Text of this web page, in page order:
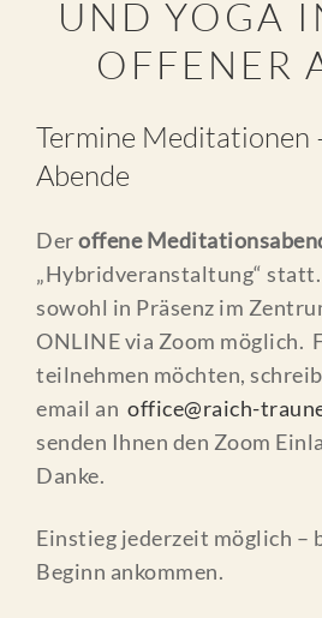
STUDIEN
LINKS
GEDICHTE
KONTAKT
BLOG
UND YOGA
OFFENER
Termine Meditationen
Abende
Deroffene
„Hybridveranstaltung“
sowohl in Präsenz im
ONLINE via Zoom möglich.
teilnehmen möchten,
email an office@raich-
senden Ihnen den Zoom
Danke.
Einstieg jederzeit möglich –
Beginn ankommen.